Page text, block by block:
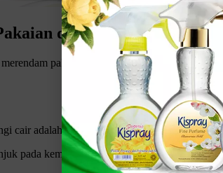
dengan Pewangi?
pakaian dengan pewangi yang tepat.
cair adalah selama 15–30 menit. Umumnya,
pada kemasan produk pewangi yang kamu